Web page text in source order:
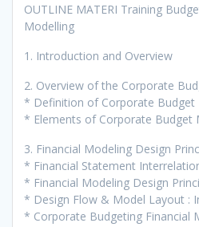
OUTLINE MATERI Training
Modelling
1. Introduction and Overview
2. Overview of the Corporate
* Definition of Corporate Budget
* Elements of Corporate Budget
3. Financial Modeling Design
* Financial Statement
* Financial Modeling Design
* Design Flow & Model Layout :
* Corporate Budgeting Financial